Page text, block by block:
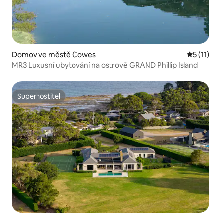
Domov ve městě Cowes
5 (11)
MR3 Luxusní ubytování na ostrově GRAND Phillip Island
Superhostitel
Superhostitel